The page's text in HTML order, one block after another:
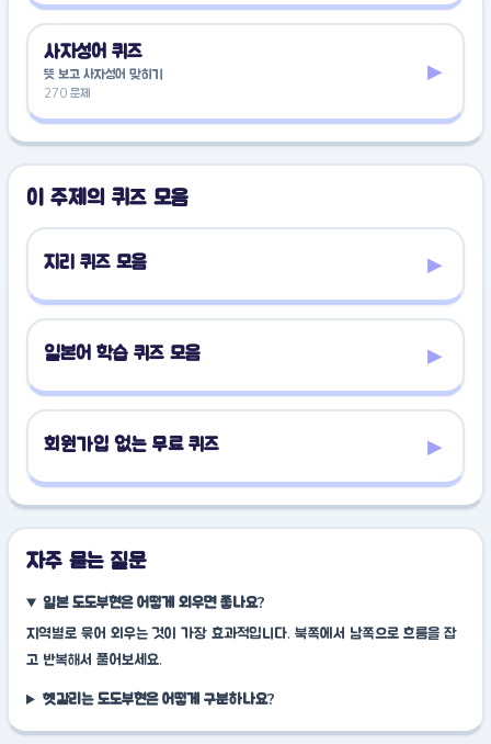
사자성어 퀴즈
뜻 보고 사자성어 맞히기
270 문제
▸
이 주제의 퀴즈 모음
지리 퀴즈 모음 ▸
일본어 학습 퀴즈 모음 ▸
회원가입 없는 무료 퀴즈 ▸
자주 묻는 질문
일본 도도부현은 어떻게 외우면 좋나요?
지역별로 묶어 외우는 것이 가장 효과적입니다. 북쪽에서 남쪽으로 흐름을 잡
고 반복해서 풀어보세요.
헷갈리는 도도부현은 어떻게 구분하나요?